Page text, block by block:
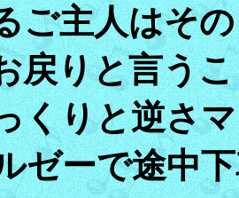
ご主人はそ
言うこと
くりと逆さ
ゼーで途中